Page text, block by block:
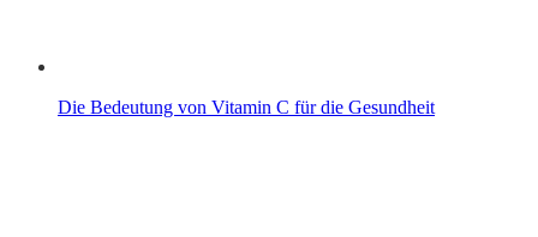
Die Bedeutung von Vitamin C für die Gesundheit